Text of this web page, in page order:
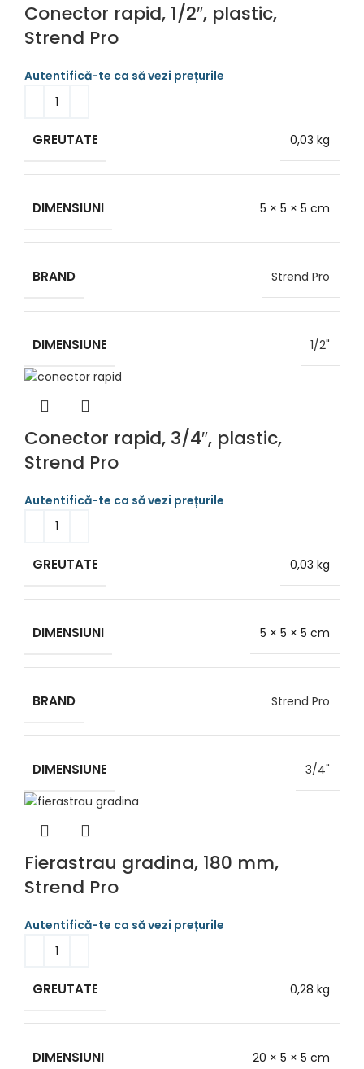
Conector rapid, 1/2″, plastic,
Strend Pro
GREUTATE 0,03 kg
DIMENSIUNI 5 × 5 × 5 cm
BRAND Strend Pro
DIMENSIUNE 1/2"
Conector rapid, 3/4″, plastic,
Strend Pro
GREUTATE 0,03 kg
DIMENSIUNI 5 × 5 × 5 cm
BRAND Strend Pro
DIMENSIUNE 3/4"
Fierastrau gradina, 180 mm,
Strend Pro
GREUTATE 0,28 kg
DIMENSIUNI 20 × 5 × 5 cm